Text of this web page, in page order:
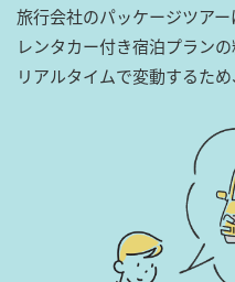
旅行会社のパッケージツアー
レンタカー付き宿泊プランの
リアルタイムで変動するた